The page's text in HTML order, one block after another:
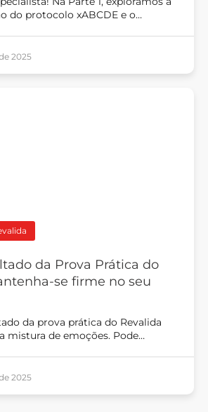
do protocolo xABCDE e o…
2025
da Prova Prática do
se firme no seu
da prova prática do Revalida
mistura de emoções. Pode…
2025